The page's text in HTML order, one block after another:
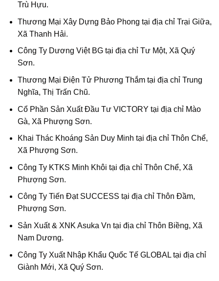
Trù Hựu.
Thương Mại Xây Dựng Bảo Phong tại địa chỉ Trại Giữa,
Xã Thanh Hải.
Công Ty Dương Việt BG tại địa chỉ Tư Một, Xã Quý
Sơn.
Thương Mại Điện Tử Phương Thắm tại địa chỉ Trung
Nghĩa, Thị Trấn Chũ.
Cổ Phần Sản Xuất Đầu Tư VICTORY tại địa chỉ Mào
Gà, Xã Phượng Sơn.
Khai Thác Khoáng Sản Duy Minh tại địa chỉ Thôn Chể,
Xã Phượng Sơn.
Công Ty KTKS Minh Khôi tại địa chỉ Thôn Chể, Xã
Phượng Sơn.
Công Ty Tiến Đạt SUCCESS tại địa chỉ Thôn Đầm,
Phượng Sơn.
Sản Xuất & XNK Asuka Vn tại địa chỉ Thôn Biềng, Xã
Nam Dương.
Công Ty Xuất Nhập Khẩu Quốc Tế GLOBAL tại địa chỉ
Giành Mới, Xã Quý Sơn.